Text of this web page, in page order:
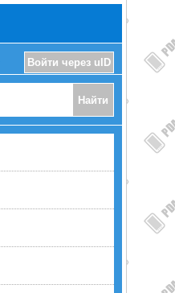
Войти через uID